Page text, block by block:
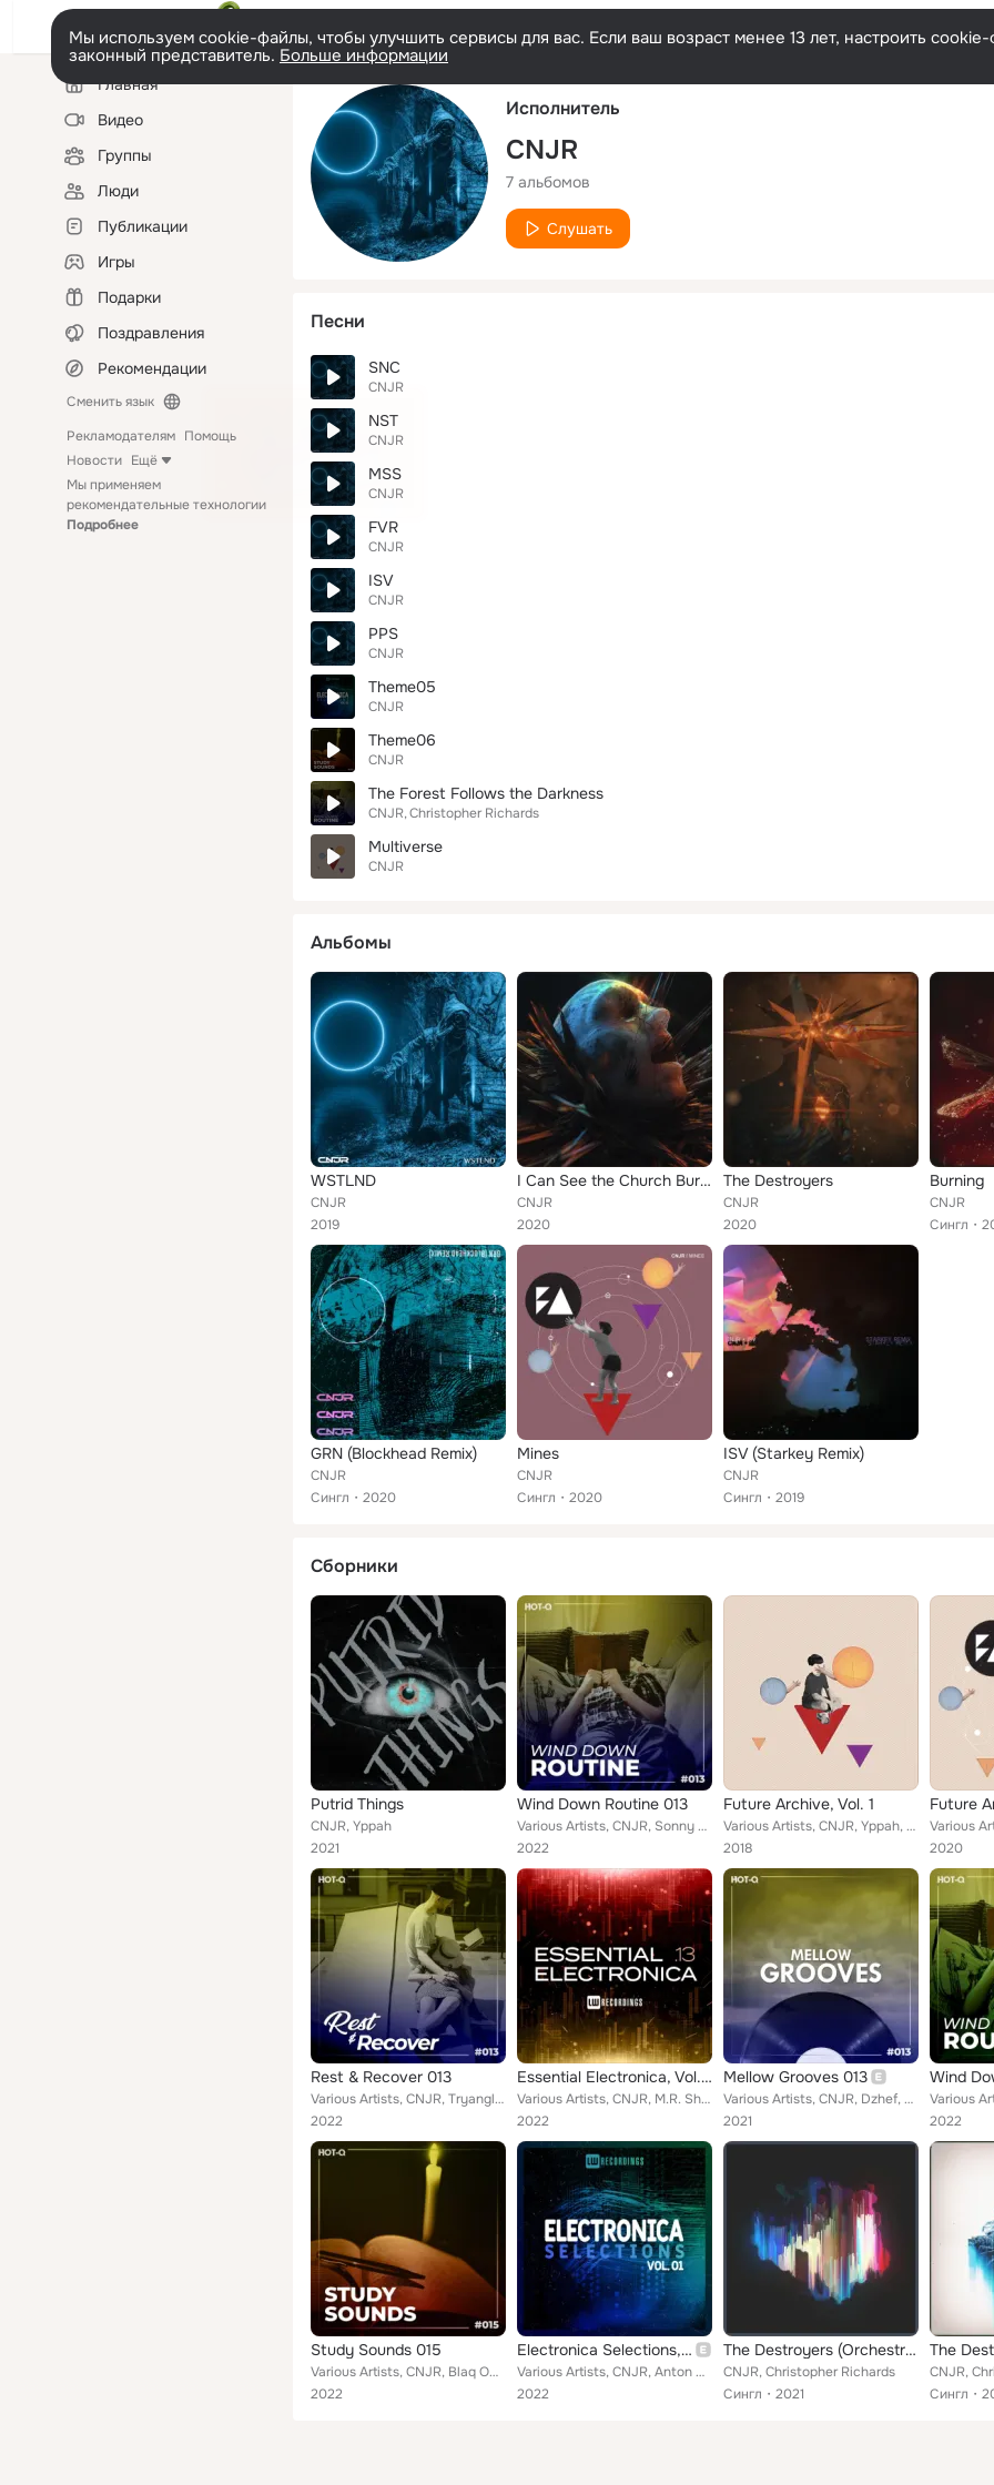
Мы используем cookie-файлы, чтобы улучшить сервисы для вас. Если ваш возраст менее 13 лет, настроить
законный представитель. Больше информации
Левая
колонкаГлавная
Видео
Группы
Люди
Публикации
Игры
Подарки
Поздравления
Рекомендации
Сменить язык
Рекламодателям Помощь
Новости Ещё
Мы применяем
рекомендательные технологии
Подробнее
Исполнитель
CNJR
7 альбомов
Слушать
Песни
SNC
CNJR
NST
CNJR
MSS
CNJR
FVR
CNJR
ISV
CNJR
PPS
CNJR
Theme05
CNJR
Theme06
CNJR
The Forest Follows the Darkness
CNJR Christopher Richards
Multiverse
CNJR
Альбомы
WSTLND
CNJR
2019
I Can See the Church Burning Through the Binoculars
CNJR
2020
The Destroyers
CNJR
2020
Burning
CNJR
Сингл
GRN (Blockhead Remix)
CNJR
Сингл
2020
Mines
CNJR
Сингл
2020
ISV (Starkey Remix)
CNJR
Сингл
2019
Сборники
Putrid Things
CNJR, Yppah
2021
Wind Down Routine 013
Various Artists, CNJR, Sonny Lover Boy, Upper Regions, Bobryuko, Pete Rann, Xanga, Aziz Roshdy, KidEquip, Purple Wizard, Haunted...
2022
Future Archive, Vol. 1
Various Artists, CNJR, Yppah, Rome In Reverse, VOLO, NOTME, Arms and Sleepers, Blockhead, Marley Carroll, Little People, AAMAR, ...
2018
Future
2020
Rest & Recover 013
Various Artists, CNJR, Tryangle Man, Pasha Máxima, Rp & Keef, Dj Athan', mömö, M.A.T.I., Tas, Ricoch3t, Shades of Thunder, Effin...
2022
Essential Electronica, Vol. 13
Various Artists, CNJR, M.R. Shajarian, Jacob, Linden Jay, My Secret Garden, Cay-T, WHO AM I, PLÜM, JABOK, The Last Concorde, Nez...
2022
Mellow Grooves 013
Various Artists, CNJR, Dzhef, Styiler, Mandarin Plaza, Somastream, Marsel Fuze, Enigmo, Coastal, Luis A. Moreno, David Chust, Sm...
2021
Wind
2022
Study Sounds 015
Various Artists, CNJR, Blaq Owl, Two-Weeks, Raul Matis, Dan Couper, Electrobalearic, Beats Circuit, M21, Nezvil, Larmour, Dubh, ...
2022
Electronica Selections, Vol. 01
Various Artists, CNJR, Anton RtUt, Sulk Rooms, Shane Fontane, Ildrealex, Two-Weeks, Cay-T, Electrobalearic, Claudio Giusti, Mist...
2022
The Destroyers (Orchestral Edit)
CNJR, Christopher Richards
Сингл
2021
CNJR,
Сингл